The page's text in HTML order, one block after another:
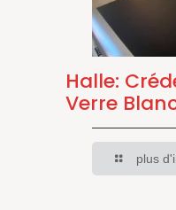
Halle:
Verre
plus